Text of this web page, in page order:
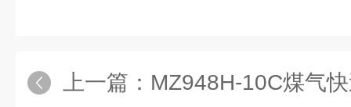
上一篇： MZ948H-10C煤气